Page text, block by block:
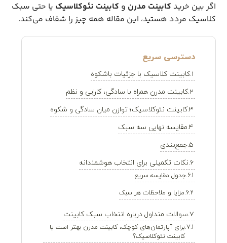
اگر بین خرید کابینت مدرن و کابینت نئوکلاسیک یا حتی سبک
کلاسیک مردد هستید، این مقاله همه چیز را شفاف می‌کند.
کابینت کلاسیک با جزئیات باشکوه
کابینت مدرن همراه با سادگی، کارایی و نظم
کابینت نئوکلاسیک؛ توازن میان سادگی و شکوه
مقایسه نهایی سه سبک
جمع‌بندی
نکات تکمیلی برای انتخاب هوشمندانه
جدول مقایسه سریع
مزایا و ملاحظات هر سبک
سوالات متداول درباره انتخاب سبک کابینت
برای آپارتمان‌های کوچک، کابینت مدرن بهتر است یا
کابینت نئوکلاسیک؟